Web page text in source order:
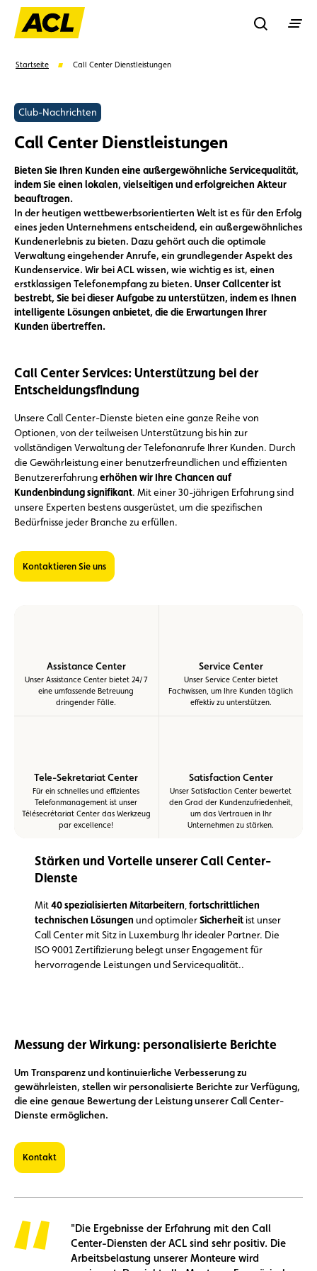
Rechercher
Vorteile Call Center Veranstaltungen
Startseite Call Center Dienstleistungen
Club-Nachrichten
Call Center Dienstleistungen
Bieten Sie Ihren Kunden eine außergewöhnliche Servicequalität,
indem Sie einen lokalen, vielseitigen und erfolgreichen Akteur
beauftragen.
In der heutigen wettbewerbsorientierten Welt ist es für den Erfolg
eines jeden Unternehmens entscheidend, ein außergewöhnliches
Kundenerlebnis zu bieten. Dazu gehört auch die optimale
Verwaltung eingehender Anrufe, ein grundlegender Aspekt des
Kundenservice. Wir bei ACL wissen, wie wichtig es ist, einen
erstklassigen Telefonempfang zu bieten. Unser Callcenter ist
bestrebt, Sie bei dieser Aufgabe zu unterstützen, indem es Ihnen
intelligente Lösungen anbietet, die die Erwartungen Ihrer
Kunden übertreffen.
Call Center Services: Unterstützung bei der
Entscheidungsfindung
Unsere Call Center-Dienste bieten eine ganze Reihe von
Optionen, von der teilweisen Unterstützung bis hin zur
vollständigen Verwaltung der Telefonanrufe Ihrer Kunden. Durch
die Gewährleistung einer benutzerfreundlichen und effizienten
Benutzererfahrungerhöhen wir Ihre Chancen auf
Kundenbindung signifikant. Mit einer 30-jährigen Erfahrung sind
unsere Experten bestens ausgerüstet, um die spezifischen
Bedürfnisse jeder Branche zu erfüllen.
Kontaktieren Sie uns
Assistance Center
Unser Assistance Center bietet 24/7
eine umfassende Betreuung
dringender Fälle.
Service Center
Unser Service Center bietet
Fachwissen, um Ihre Kunden täglich
effektiv zu unterstützen.
Tele-Sekretariat Center
Für ein schnelles und effizientes
Telefonmanagement ist unser
Télésecrétariat Center das Werkzeug
par excellence!
Satisfaction Center
Unser Satisfaction Center bewertet
den Grad der Kundenzufriedenheit,
um das Vertrauen in Ihr
Unternehmen zu stärken.
Stärken und Vorteile unserer Call Center-
Dienste
Mit40 spezialisierten Mitarbeitern ,fortschrittlichen
technischen Lösungen und optimalerSicherheit ist unser
Call Center mit Sitz in Luxemburg Ihr idealer Partner. Die
ISO 9001 Zertifizierung belegt unser Engagement für
hervorragende Leistungen und Servicequalität..
Messung der Wirkung: personalisierte Berichte
Um Transparenz und kontinuierliche Verbesserung zu
gewährleisten, stellen wir personalisierte Berichte zur Verfügung,
die eine genaue Bewertung der Leistung unserer Call Center-
Dienste ermöglichen.
Kontakt
"Die Ergebnisse der Erfahrung mit den Call
Center-Diensten der ACL sind sehr positiv. Die
Arbeitsbelastung unserer Monteure wird